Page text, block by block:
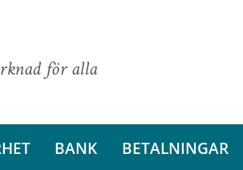
för alla
BANK BETALNINGAR